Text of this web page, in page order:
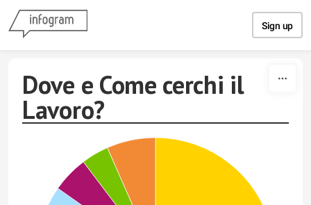
Sign up
Dove e Come cerchi il
Lavoro?